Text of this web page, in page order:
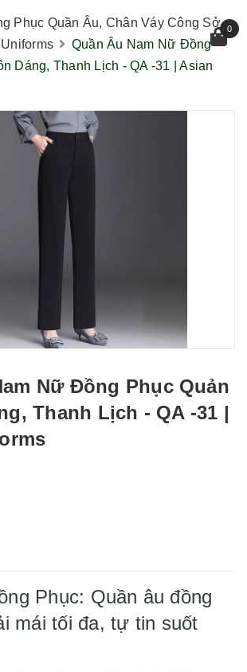
0
Phục Quần Âu, Chân Váy Công Sở
Quần Âu Nam Nữ Đồng
Dáng, Thanh Lịch - QA -31 | Asian
Nữ Đồng Phục Quản
Thanh Lịch - QA -31 |
Phục: Quần âu đồng
mái tối đa, tự tin suốt